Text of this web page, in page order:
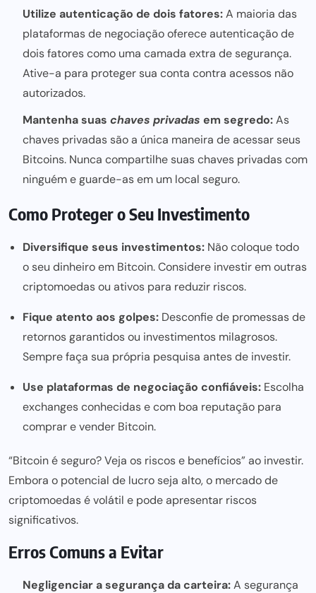
Utilize autenticação de dois fatores:A maioria das
plataformas de negociação oferece autenticação de
dois fatores como uma camada extra de segurança.
Ative-a para proteger sua conta contra acessos não
autorizados.
Mantenha suas chaves privadas em segredo:As
chaves privadas são a única maneira de acessar seus
Bitcoins. Nunca compartilhe suas chaves privadas com
ninguém e guarde-as em um local seguro.
Como Proteger o Seu Investimento
Diversifique seus investimentos: Não coloque todo
o seu dinheiro em Bitcoin. Considere investir em outras
criptomoedas ou ativos para reduzir riscos.
Fique atento aos golpes: Desconfie de promessas de
retornos garantidos ou investimentos milagrosos.
Sempre faça sua própria pesquisa antes de investir.
Use plataformas de negociação confiáveis: Escolha
exchanges conhecidas e com boa reputação para
comprar e vender Bitcoin.
“Bitcoin é seguro? Veja os riscos e benefícios” ao investir.
Embora o potencial de lucro seja alto, o mercado de
criptomoedas é volátil e pode apresentar riscos
significativos.
Erros Comuns a Evitar
Negligenciar a segurança da carteira:A segurança